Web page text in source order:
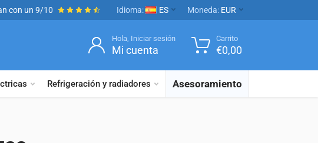
con un 9/10 Idioma: ES Moneda: EUR
Refrigeración y radiadores Asesoramiento
Hola, Iniciar sesión
Mi cuenta
Carrito
€0,00